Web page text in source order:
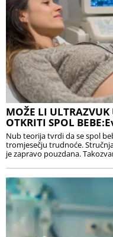
MOŽE LI ULTRAZVUK
OTKRITI SPOL
Nub teorija tvrdi da se spol
tromjesečju trudnoće.
je zapravo pouzdana.